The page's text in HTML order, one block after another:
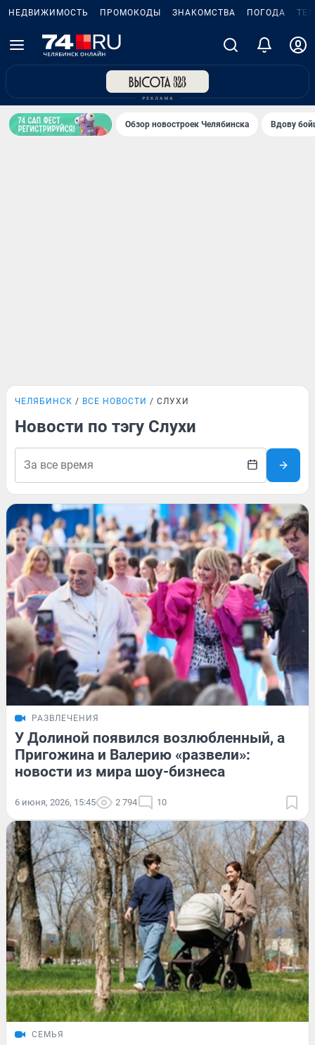
НЕДВИЖИМОСТЬ ПРОМОКОДЫ ЗНАКОМСТВА ПОГОДА
Обзор новостроек Челябинска Вдову
ЧЕЛЯБИНСК ВСЕ НОВОСТИ СЛУХИ
Новости по тэгу Слухи
РАЗВЛЕЧЕНИЯ
У Долиной появился возлюбленный, а
Пригожина и Валерию «развели»:
новости из мира шоу-бизнеса
6 июня, 2026, 15:45 2 794 10
СЕМЬЯ